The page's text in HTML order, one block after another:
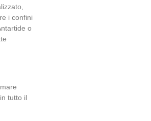
i confini
o
tutto il